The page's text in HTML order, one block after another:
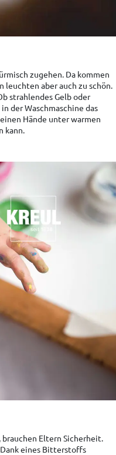
zugehen. Da kommen
leuchten aber auch zu schön.
strahlendes Gelb oder
der Waschmaschine das
Hände unter warmen
kann.
Eltern Sicherheit.
eines Bitterstoffs